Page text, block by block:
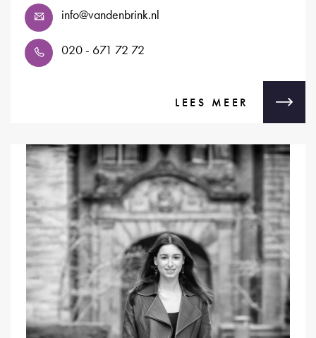
info@vandenbrink.nl
020 - 671 72 72
LEES MEER